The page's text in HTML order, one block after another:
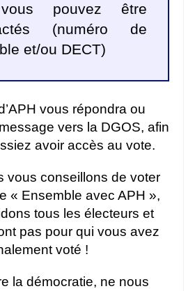
pouvez être
(numéro de
et/ou DECT)
vous répondra ou
vers la DGOS, afin
avoir accès au vote.
vous conseillons de voter
« Ensemble avec APH »,
tous les électeurs et
pas pour qui vous avez
voté !
la démocratie, ne nous